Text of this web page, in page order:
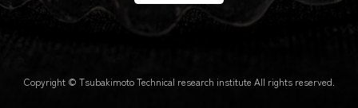
Copyright © Tsubakimoto Technical research institute All rights reserved.